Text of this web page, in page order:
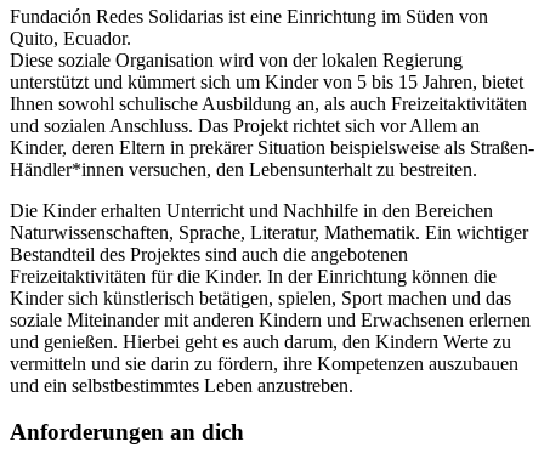
Fundación Redes Solidarias ist eine Einrichtung im Süden von
Quito, Ecuador.
Diese soziale Organisation wird von der lokalen Regierung
unterstützt und kümmert sich um Kinder von 5 bis 15 Jahren, bietet
Ihnen sowohl schulische Ausbildung an, als auch Freizeitaktivitäten
und sozialen Anschluss. Das Projekt richtet sich vor Allem an
Kinder, deren Eltern in prekärer Situation beispielsweise als Straßen-
Händler*innen versuchen, den Lebensunterhalt zu bestreiten.
Die Kinder erhalten Unterricht und Nachhilfe in den Bereichen
Naturwissenschaften, Sprache, Literatur, Mathematik. Ein wichtiger
Bestandteil des Projektes sind auch die angebotenen
Freizeitaktivitäten für die Kinder. In der Einrichtung können die
Kinder sich künstlerisch betätigen, spielen, Sport machen und das
soziale Miteinander mit anderen Kindern und Erwachsenen erlernen
und genießen. Hierbei geht es auch darum, den Kindern Werte zu
vermitteln und sie darin zu fördern, ihre Kompetenzen auszubauen
und ein selbstbestimmtes Leben anzustreben.
Anforderungen an dich